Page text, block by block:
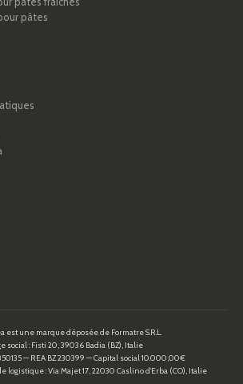
pâtes
est une marque déposée de Formatre S.R.L.
social : Fisti 20, 39036 Badia (BZ), Italie
— REA BZ 230399 — Capital social 10.000,00€
logistique : Via Majet 17, 22030 Caslino d’Erba (CO), Italie